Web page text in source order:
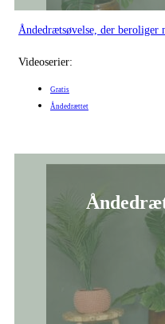
Åndedrætsøvelse, der beroliger
Videoserier:
Gratis
Åndedrættet